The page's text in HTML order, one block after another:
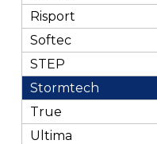
Risport
Softec
STEP
Stormtech
True
Ultima